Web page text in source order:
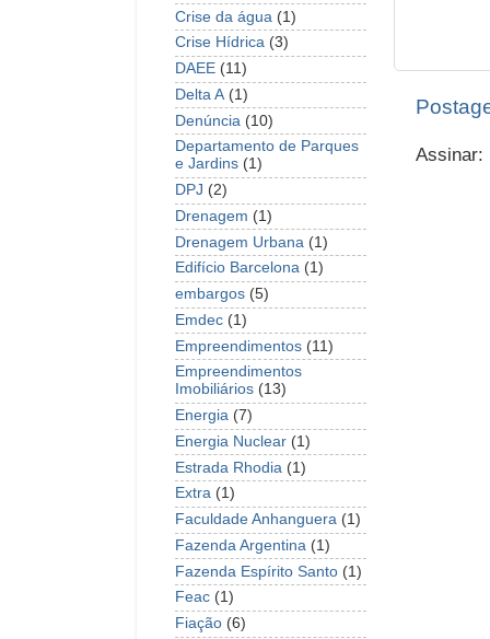
Assinar:
Crise da água (1)
Crise Hídrica (3)
DAEE (11)
Delta A (1)
Denúncia (10)
Departamento de Parques
e Jardins (1)
DPJ (2)
Drenagem (1)
Drenagem Urbana (1)
Edifício Barcelona (1)
embargos (5)
Emdec (1)
Empreendimentos (11)
Empreendimentos
Imobiliários (13)
Energia (7)
Energia Nuclear (1)
Estrada Rhodia (1)
Extra (1)
Faculdade Anhanguera (1)
Fazenda Argentina (1)
Fazenda Espírito Santo (1)
Feac (1)
Fiação (6)